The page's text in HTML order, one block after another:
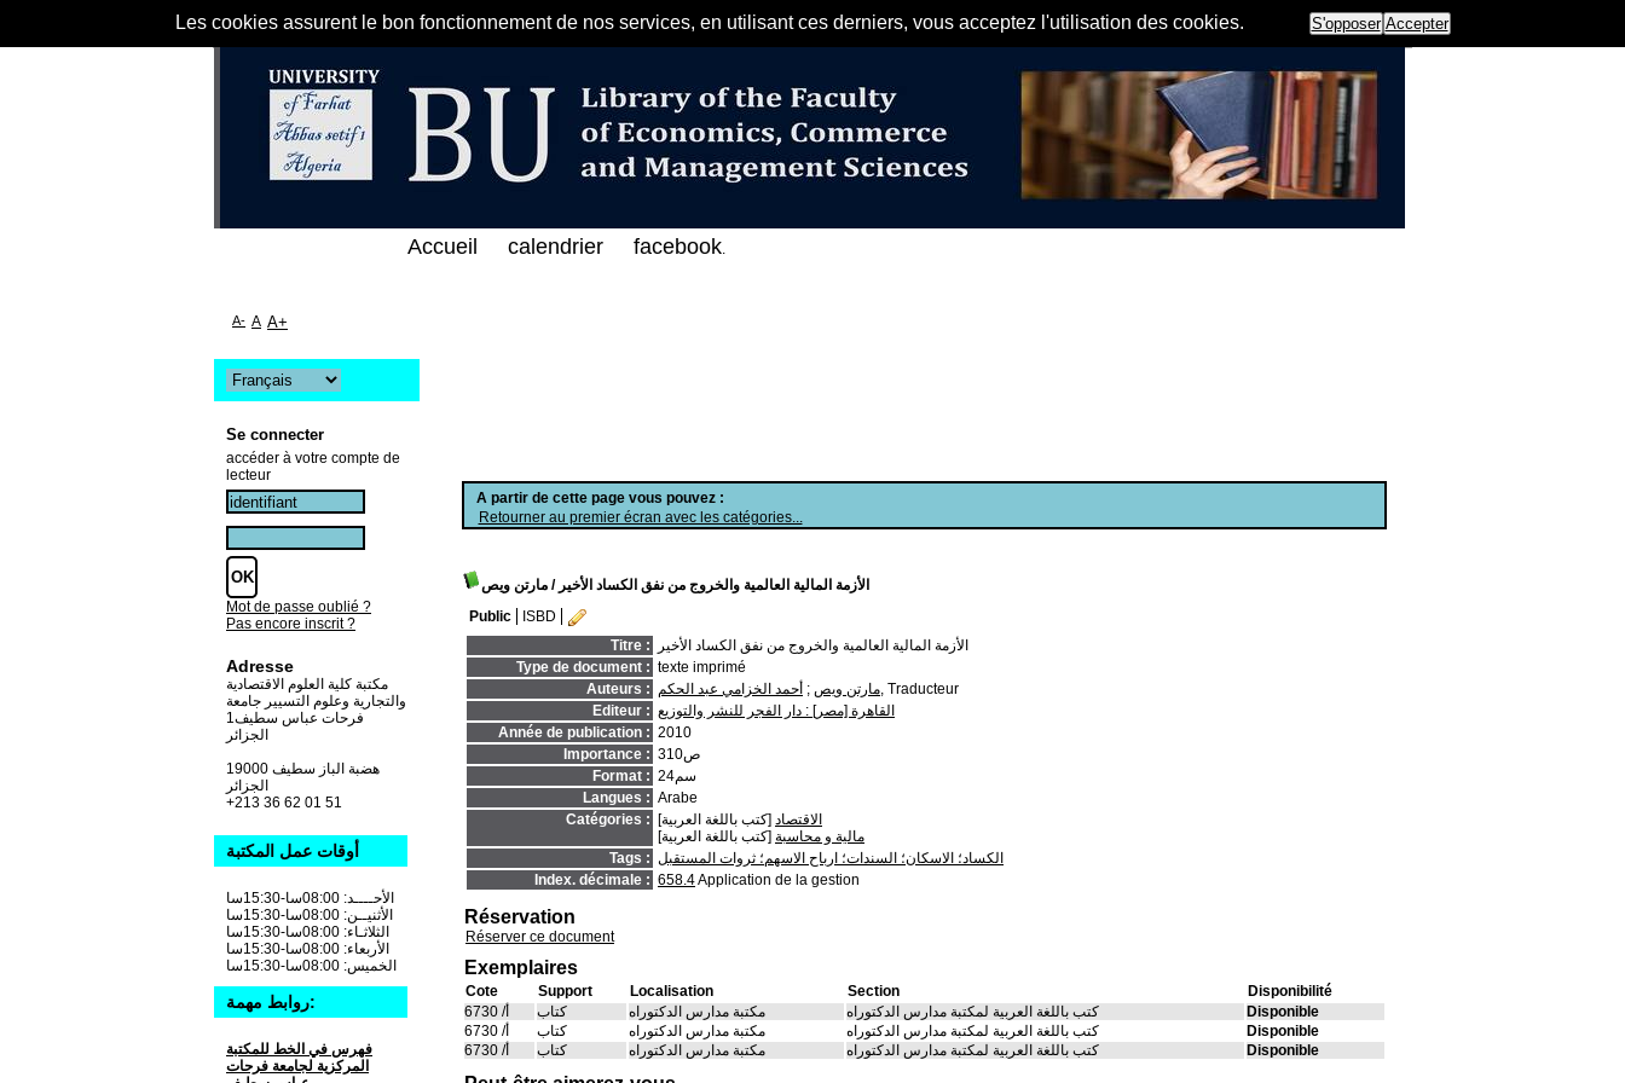
Les cookies assurent le bon fonctionnement de nos services, en utilisant ces derniers, vous acceptez l'utilisation des cookies. S'opposer Accepter
مرحبا بكم في الفهرس الإلكتروني على الخط المباشر لمكتبة كلية العلوم الاقتصادية و
A partir de cette page vous pouvez :
Retourner au premier écran avec les catégories...
الأزمة المالية العالمية والخروج من نفق الكساد الأخير / مارتن ويص
Public
ISBD
Titre :
الأزمة المالية العالمية والخروج من نفق الكساد الأخير
Type de document : texte imprimé
Auteurs :
مارتن ويص ; أحمد الخزامي عبد الحكم
, Traducteur
Editeur : القاهرة [مصر] : دار الفجر للنشر والتوزيع
Année de publication : 2010
Importance :
310ص
Format :
24سم
Langues : Arabe
Catégories :
[كتب باللغة العربية] الاقتصاد
[كتب باللغة العربية] مالية و محاسبة
Tags : الكساد؛ الاسكان؛ السندات؛ ارباح الاسهم؛ ثروات المستقبل
Index. décimale : 658.4Application de la gestion
Réservation
Réserver ce document
Exemplaires
Cote Support Localisation Section
Disponibilité
أ/ 6730
كتاب مكتبة مدارس الدكتوراه كتب باللغة العربية لمكتبة مدارس الدكتوراه
Disponible
أ/ 6730
كتاب مكتبة مدارس الدكتوراه كتب باللغة العربية لمكتبة مدارس الدكتوراه
Disponible
أ/ 6730
كتاب مكتبة مدارس الدكتوراه كتب باللغة العربية لمكتبة مدارس الدكتوراه Disponible
Accueil calendrier facebook.
A- A A+
Se connecter
accéder à votre compte de
lecteur
Mot de passe oublié ?
Pas encore inscrit ?
Adresse
مكتبة كلية العلوم الاقتصادية
والتجارية وعلوم التسيير جامعة
فرحات عباس سطيف1
الجزائر
19000 هضبة الباز سطيف
+213 36 62 01 51
أوقات عمل المكتبة
الأحــــد: 08:00سا-15:30سا
الأثنيــن: 08:00سا-15:30سا
الثلاثـاء: 08:00سا-15:30سا
الأربعاء: 08:00سا-15:30سا
الخميس: 08:00سا-15:30سا
روابط مهمة:
فهرس في الخط للمكتبة
المركزية لجامعة فرحات